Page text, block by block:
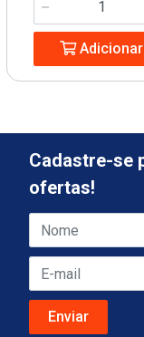
Adicionar
Cadastre-se
ofertas!